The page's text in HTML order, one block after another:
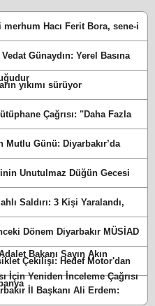
Hacı Ferit Bora, sene-i
Günaydın: Yerel Basına
yıkımı sürüyor
Çağrısı: "Daha Fazla
Günü: Diyarbakır’da
Unutulmaz Düğün Gecesi
Saldırı: 3 Kişi Yaralandı,
Dönem Diyarbakır MÜSİAD
Bakanı Sayın Akın
İçin Yeniden İnceleme Çağrısı
Çekilişi: Hedef Motor'dan
İl Başkanı Ali Erdem: